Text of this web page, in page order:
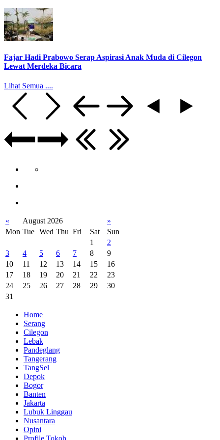
Fajar Hadi Prabowo Serap Aspirasi Anak Muda di Cilegon
Lewat Merdeka Bicara
Lihat Semua ....
« August 2026
»
Mon Tue Wed Thu Fri Sat
Sun
1
2
3
4 5 6 7 8
9
10
11 12 13 14 15
16
17
18 19 20 21 22
23
24
25 26 27 28 29
30
31
Home
Serang
Cilegon
Lebak
Pandeglang
Tangerang
TangSel
Depok
Bogor
Banten
Jakarta
Lubuk Linggau
Nusantara
Opini
Profile Tokoh